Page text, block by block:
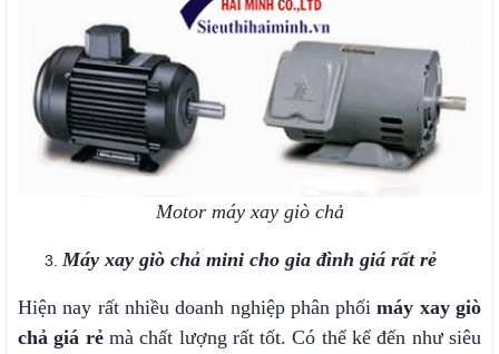
Motor máy xay giò chả
Máy xay giò chả mini cho gia đình giá rất rẻ
Hiện nay rất nhiều doanh nghiệp phân phốimáy xay giò
chả giá rẻmà chất lượng rất tốt. Có thể kể đến như siêu